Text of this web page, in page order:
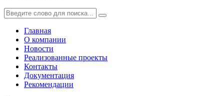
Главная
О компании
Новости
Реализованные проекты
Контакты
Документация
Рекомендации